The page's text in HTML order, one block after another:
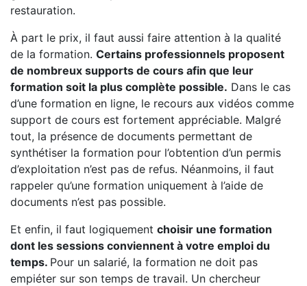
restauration.
À part le prix, il faut aussi faire attention à la qualité
de la formation. Certains professionnels proposent
de nombreux supports de cours afin que leur
formation soit la plus complète possible. Dans le cas
d’une formation en ligne, le recours aux vidéos comme
support de cours est fortement appréciable. Malgré
tout, la présence de documents permettant de
synthétiser la formation pour l’obtention d’un permis
d’exploitation n’est pas de refus. Néanmoins, il faut
rappeler qu’une formation uniquement à l’aide de
documents n’est pas possible.
Et enfin, il faut logiquement choisir une formation
dont les sessions conviennent à votre emploi du
temps. Pour un salarié, la formation ne doit pas
empiéter sur son temps de travail. Un chercheur